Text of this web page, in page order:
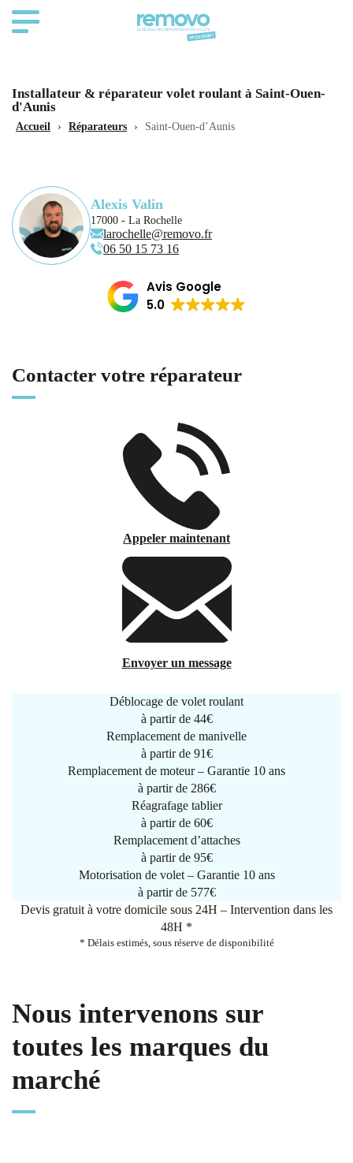
Installateur & réparateur volet roulant à Saint-Ouen-
d'Aunis
Accueil › Réparateurs › Saint-Ouen-d’Aunis
Alexis Valin
17000 - La Rochelle
larochelle@removo.fr
06 50 15 73 16
Avis Google
5.0
Contacter votre réparateur
Appeler maintenant
Envoyer un message
Déblocage de volet roulant
à partir de 44€
Remplacement de manivelle
à partir de 91€
Remplacement de moteur – Garantie 10 ans
à partir de 286€
Réagrafage tablier
à partir de 60€
Remplacement d’attaches
à partir de 95€
Motorisation de volet – Garantie 10 ans
à partir de 577€
Devis gratuit à votre domicile sous 24H – Intervention dans les
48H *
* Délais estimés, sous réserve de disponibilité
Nous intervenons sur
toutes les marques du
marché